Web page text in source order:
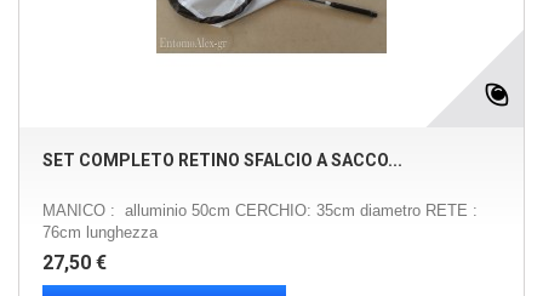
SET COMPLETO RETINO SFALCIO A SACCO...
MANICO : alluminio 50cm CERCHIO: 35cm diametro RETE :
76cm lunghezza
27,50 €